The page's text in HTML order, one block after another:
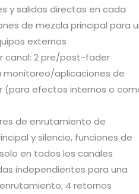
y salidas directas en cada
de mezcla principal para
externos
canal: 2 pre/post-fader
aplicaciones de
efectos internos o
de enrutamiento de
y silencio, funciones de
en todos los canales
independientes para una
4 retornos